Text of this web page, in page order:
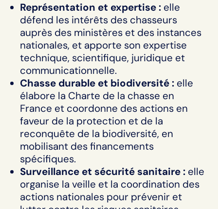
Représentation et expertise : elle
défend les intérêts des chasseurs
auprès des ministères et des instances
nationales, et apporte son expertise
technique, scientifique, juridique et
communicationnelle.
Chasse durable et biodiversité : elle
élabore la Charte de la chasse en
France et coordonne des actions en
faveur de la protection et de la
reconquête de la biodiversité, en
mobilisant des financements
spécifiques.
Surveillance et sécurité sanitaire : elle
organise la veille et la coordination des
actions nationales pour prévenir et